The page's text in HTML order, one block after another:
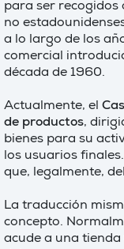
para ser recogidos
no
a lo largo de los
comercial
década de 1960.
Actualmente, el
de productos,
bienes para su
los usuarios
que, legalmente,
La traducción
concepto.
acude a una tienda